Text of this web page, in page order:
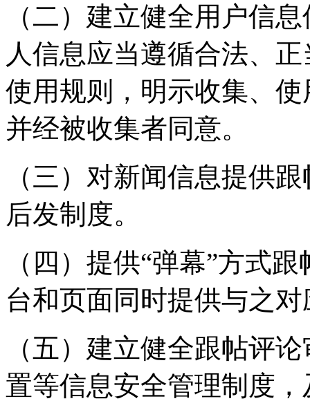
（二）建立健全用户信
人信息应当遵循合法、
使用规则，明示收集、
并经被收集者同意。
（三）对新闻信息提供
后发制度。
（四）提供“弹幕”方式
台和页面同时提供与之
（五）建立健全跟帖评
置等信息安全管理制度